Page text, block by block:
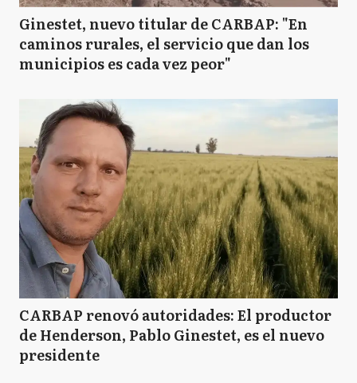
Ginestet, nuevo titular de CARBAP: "En
caminos rurales, el servicio que dan los
municipios es cada vez peor"
CARBAP renovó autoridades: El productor
de Henderson, Pablo Ginestet, es el nuevo
presidente